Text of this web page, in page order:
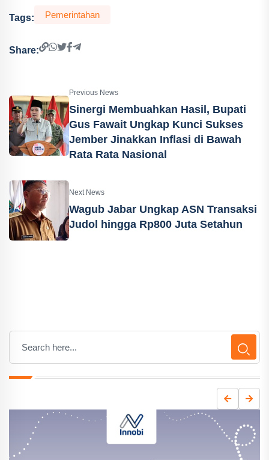
Tags: Pemerintahan
Share:
Previous News
Sinergi Membuahkan Hasil, Bupati
Gus Fawait Ungkap Kunci Sukses
Jember Jinakkan Inflasi di Bawah
Rata Rata Nasional
Next News
Wagub Jabar Ungkap ASN Transaksi
Judol hingga Rp800 Juta Setahun